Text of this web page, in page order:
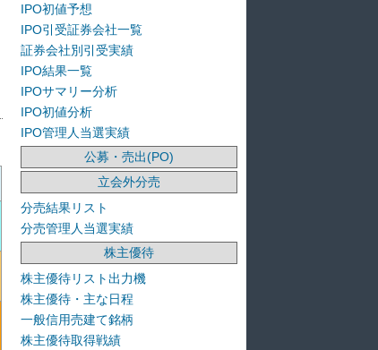
IPO初値予想
IPO引受証券会社一覧
証券会社別引受実績
IPO結果一覧
IPOサマリー分析
IPO初値分析
IPO管理人当選実績
公募・売出(PO)
立会外分売
分売結果リスト
分売管理人当選実績
株主優待
株主優待リスト出力機
株主優待・主な日程
一般信用売建て銘柄
株主優待取得戦績